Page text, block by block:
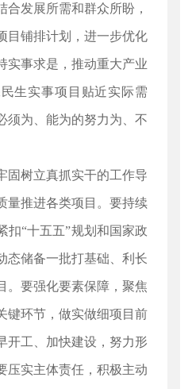
合发展所需和群众所盼，
目铺排计划，进一步优化
实事求是，推动重大产业
生实事项目贴近实际需
须为、能为的努力为、不
树立真抓实干的工作导
量推进各类项目。要持续
扣“十五五”规划和国家政
态储备一批打基础、利长
。要强化要素保障，聚焦
键环节，做实做细项目前
开工、加快建设，努力形
压实主体责任，积极主动